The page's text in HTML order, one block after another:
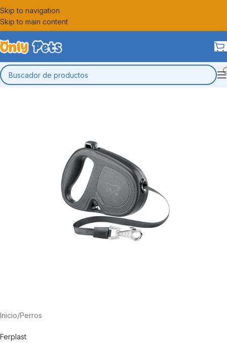
Skip to navigation
Skip to main content
Inicio/Perros
Ferplast